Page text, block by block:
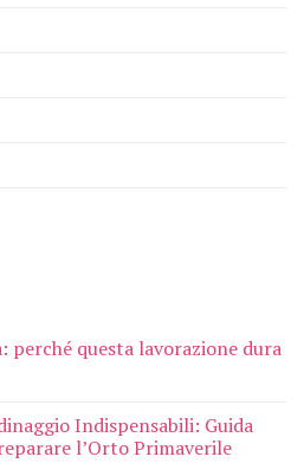
perché questa lavorazione dura
Indispensabili: Guida
l’Orto Primaverile